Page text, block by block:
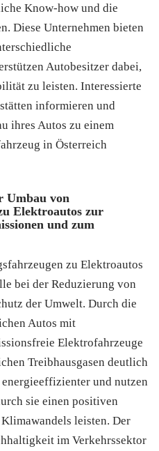
Know-how und die
Diese Unternehmen bieten
Autobesitzer dabei,
zu leisten. Interessierte
informieren und
ihres Autos zu einem
in Österreich
Umbau von
Elektroautos zur
und zum
zu Elektroautos
bei der Reduzierung von
der Umwelt. Durch die
Autos mit
Elektrofahrzeuge
Treibhausgasen deutlich
und nutzen
sie einen positiven
leisten. Der
im Verkehrssektor